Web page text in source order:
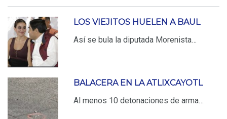
LOS VIEJITOS HUELEN A BAUL
Así se bula la diputada Morenista…
BALACERA EN LA ATLIXCAYOTL
Al menos 10 detonaciones de arma…